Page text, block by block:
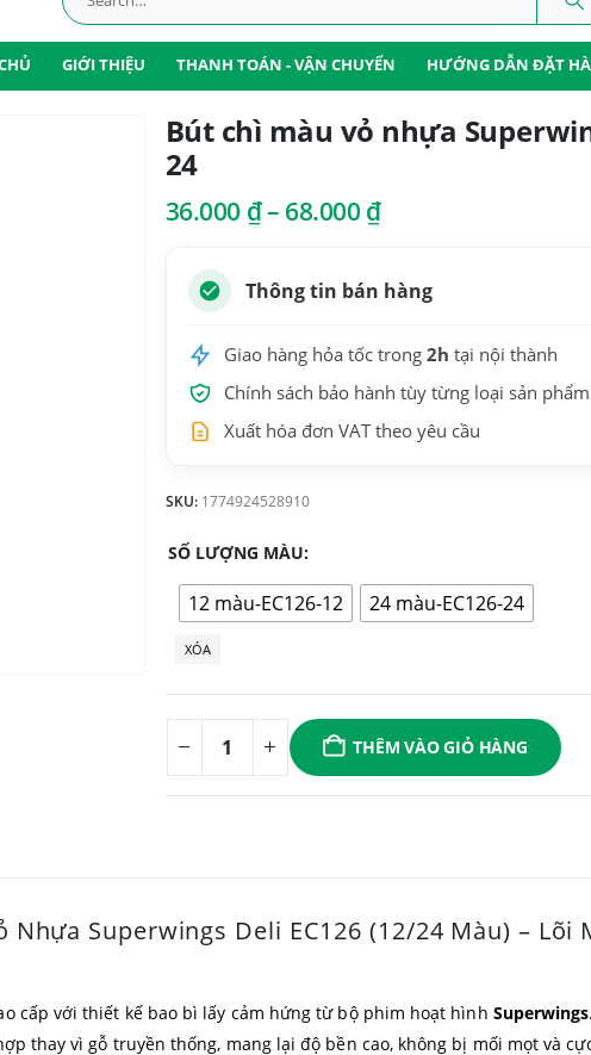
GIỚI THIỆU THANH TOÁN - VẬN CHUYỂN HƯỚNG DẪN ĐẶT
Bút chì màu vỏ nhựa
24
36.000 ₫– 68.000 ₫Khoảng
giá:
36.000 ₫
đến
Thông tin bán hàng
Giao hàng hỏa tốc trong 2h tại nội thành
Chính sách bảo hành tùy từng loại sản phẩm
Xuất hóa đơn VAT theo yêu cầu
SKU: 1774924528910
SỐ LƯỢNG MÀU
12 màu-EC126-12 24 màu-EC126-24
XÓA
THÊM VÀO GIỎ HÀNG
Nhựa Superwings Deli EC126 (12/24 Màu) – Lõi
cấp với thiết kế bao bì lấy cảm hứng từ bộ phim hoạt hình Superwings
thay vì gỗ truyền thống, mang lại độ bền cao, không bị mối mọt và